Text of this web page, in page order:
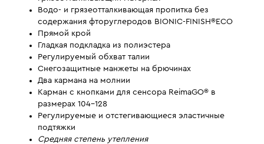
Водо- и грязеотталкивающая пропитка без
содержания фторуглеродов BIONIC-FINISH®ECO
Прямой крой
Гладкая подкладка из полиэстера
Регулируемый обхват талии
Снегозащитные манжеты на брючинах
Два кармана на молнии
Карман с кнопками для сенсора ReimaGO® в
размерах 104-128
Регулируемые и отстегивающиеся эластичные
подтяжки
Средняя степень утепления